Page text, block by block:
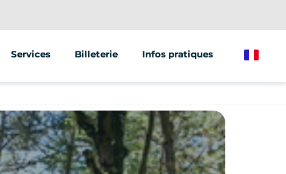
Services
Animations & Événements
Vente de véhicules
Billeterie Infos pratiques